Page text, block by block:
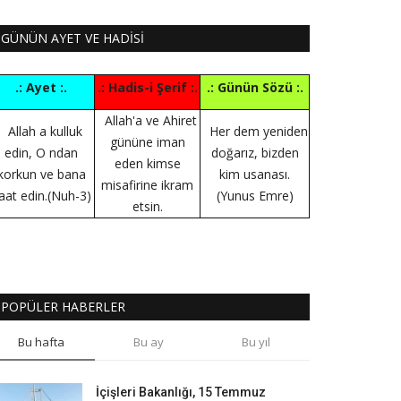
GÜNÜN AYET VE HADİSİ
.: Ayet :. .: Hadis-i Şerif :. .: Günün Sözü :.
Allah a kulluk
edin, O ndan
ve bana
edin.(Nuh-3)
Allah'a ve Ahiret
gününe iman
eden kimse
misafirine ikram
etsin.
Her dem yeniden
doğarız, bizden
kim usanası.
(Yunus Emre)
POPÜLER HABERLER
Bu hafta Bu ay Bu yıl
İçişleri Bakanlığı, 15 Temmuz